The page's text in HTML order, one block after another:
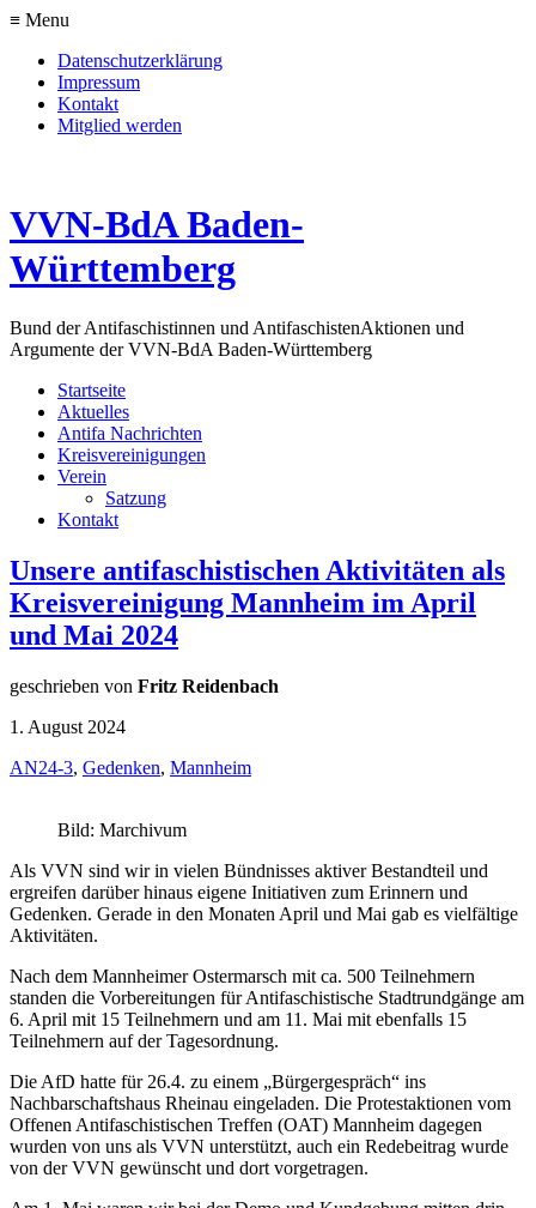
≡ Menu
Datenschutzerklärung
Impressum
Kontakt
Mitglied werden
VVN-BdA Baden-
Württemberg
Bund der Antifaschistinnen und AntifaschistenAktionen und
Argumente der VVN-BdA Baden-Württemberg
Startseite
Aktuelles
Antifa Nachrichten
Kreisvereinigungen
Verein
Satzung
Kontakt
Unsere antifaschistischen Aktivitäten als
Kreisvereinigung Mannheim im April
und Mai 2024
geschrieben von Fritz Reidenbach
1. August 2024
AN24-3, Gedenken, Mannheim
Bild: Marchivum
Als VVN sind wir in vielen Bündnisses aktiver Bestandteil und
ergreifen darüber hinaus eigene Initiativen zum Erinnern und
Gedenken. Gerade in den Monaten April und Mai gab es vielfältige
Aktivitäten.
Nach dem Mannheimer Ostermarsch mit ca. 500 Teilnehmern
standen die Vorbereitungen für Antifaschistische Stadtrundgänge am
6. April mit 15 Teilnehmern und am 11. Mai mit ebenfalls 15
Teilnehmern auf der Tagesordnung.
Die AfD hatte für 26.4. zu einem „Bürgergespräch“ ins
Nachbarschaftshaus Rheinau eingeladen. Die Protestaktionen vom
Offenen Antifaschistischen Treffen (OAT) Mannheim dagegen
wurden von uns als VVN unterstützt, auch ein Redebeitrag wurde
von der VVN gewünscht und dort vorgetragen.